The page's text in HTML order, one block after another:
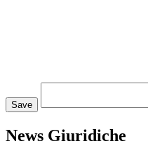
Save
News Giuridiche